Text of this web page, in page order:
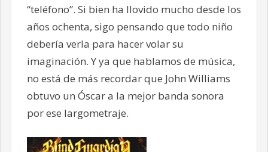
“teléfono”. Si bien ha llovido mucho desde los
años ochenta, sigo pensando que todo niño
debería verla para hacer volar su
imaginación. Y ya que hablamos de música,
no está de más recordar que John Williams
obtuvo un Óscar a la mejor banda sonora
por ese largometraje.